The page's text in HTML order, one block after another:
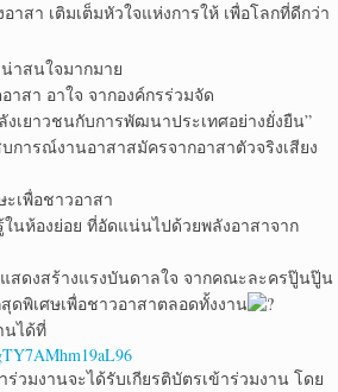
าสา เติมเต็มหัวใจแห่งการให้ เพื่อโลกที่ดีกว่า
าสนใจมากมาย
สา อาใจ จากองค์กรร่วมจัด
งเยาวชนกับการพัฒนาประเทศอย่างยั่งยืน”
บการณ์งานอาสาสมัครจากอาสาตัวจริงเสียง
ะเพื่อชาวอาสา
ในห้องย่อย ที่อัดแน่นไปด้วยพลังอาสาจาก
สดงสร้างแรงบันดาลใจ จากคณะละครปู๊นปู๊น
ดพิเศษเพื่อชาวอาสาตลอดทั้งงาน
นได้ที่
วมงานจะได้รับเกียรติบัตรเข้าร่วมงาน โดย